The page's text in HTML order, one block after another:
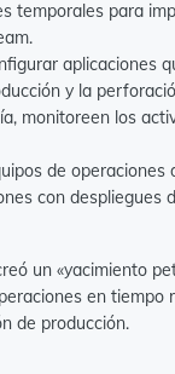
temporales para
aplicaciones
y la
monitoreen los
de operaciones
con despliegues
un «yacimiento
en tiempo
de producción.